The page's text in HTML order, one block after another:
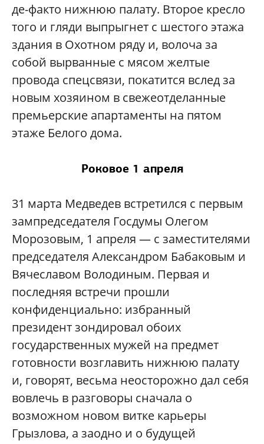
де-факто нижнюю палату. Второе кресло
того и гляди выпрыгнет с шестого этажа
здания в Охотном ряду и, волоча за
собой вырванные с мясом желтые
провода спецсвязи, покатится вслед за
новым хозяином в свежеотделанные
премьерские апартаменты на пятом
этаже Белого дома.
Роковое 1 апреля
31 марта Медведев встретился с первым
зампредседателя Госдумы Олегом
Морозовым, 1 апреля — с заместителями
председателя Александром Бабаковым и
Вячеславом Володиным. Первая и
последняя встречи прошли
конфиденциально: избранный
президент зондировал обоих
государственных мужей на предмет
готовности возглавить нижнюю палату
и, говорят, весьма неосторожно дал себя
вовлечь в разговоры сначала о
возможном новом витке карьеры
Грызлова, а заодно и о будущей